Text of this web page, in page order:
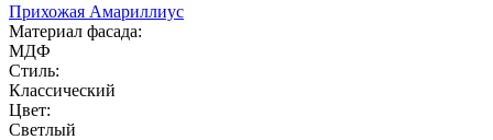
Прихожая Амариллиус
Материал фасада:
МДФ
Стиль:
Классический
Цвет:
Светлый